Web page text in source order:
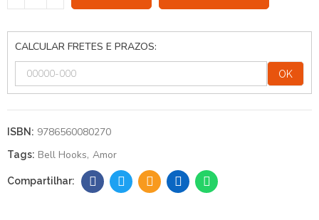
CALCULAR FRETES E PRAZOS:
OK
ISBN: 9786560080270
Tags: Bell Hooks Amor